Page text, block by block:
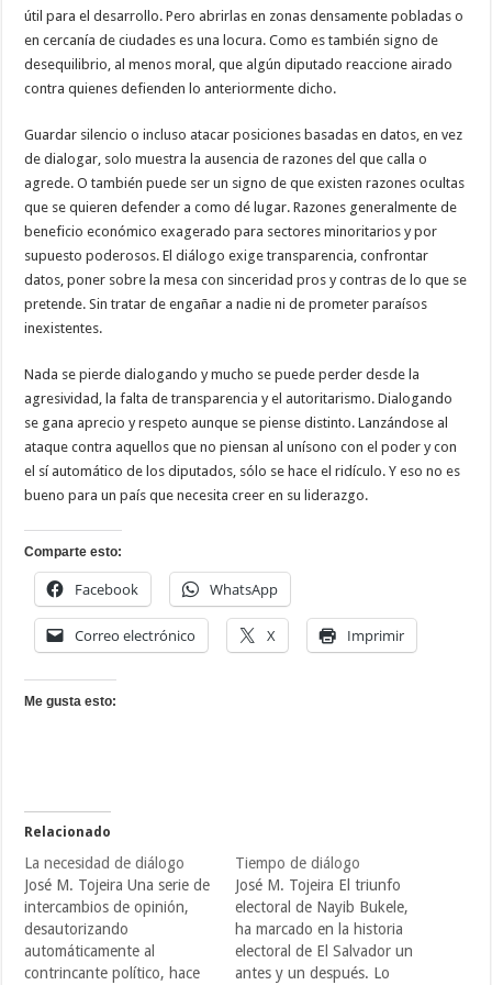
útil para el desarrollo. Pero abrirlas en zonas densamente pobladas o
en cercanía de ciudades es una locura. Como es también signo de
desequilibrio, al menos moral, que algún diputado reaccione airado
contra quienes defienden lo anteriormente dicho.
Guardar silencio o incluso atacar posiciones basadas en datos, en vez
de dialogar, solo muestra la ausencia de razones del que calla o
agrede. O también puede ser un signo de que existen razones ocultas
que se quieren defender a como dé lugar. Razones generalmente de
beneficio económico exagerado para sectores minoritarios y por
supuesto poderosos. El diálogo exige transparencia, confrontar
datos, poner sobre la mesa con sinceridad pros y contras de lo que se
pretende. Sin tratar de engañar a nadie ni de prometer paraísos
inexistentes.
Nada se pierde dialogando y mucho se puede perder desde la
agresividad, la falta de transparencia y el autoritarismo. Dialogando
se gana aprecio y respeto aunque se piense distinto. Lanzándose al
ataque contra aquellos que no piensan al unísono con el poder y con
el sí automático de los diputados, sólo se hace el ridículo. Y eso no es
bueno para un país que necesita creer en su liderazgo.
Comparte esto:
Facebook WhatsApp
Correo electrónico X Imprimir
Me gusta esto:
Relacionado
La necesidad de diálogo
José M. Tojeira Una serie de
intercambios de opinión,
desautorizando
automáticamente al
contrincante político, hace
Tiempo de diálogo
José M. Tojeira El triunfo
electoral de Nayib Bukele,
ha marcado en la historia
electoral de El Salvador un
antes y un después. Lo